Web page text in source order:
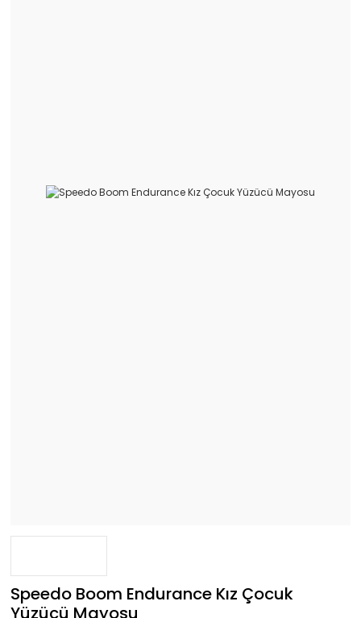
Speedo Boom Endurance Kız Çocuk
Yüzücü Mayosu